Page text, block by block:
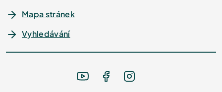
Mapa stránek
Vyhledávání